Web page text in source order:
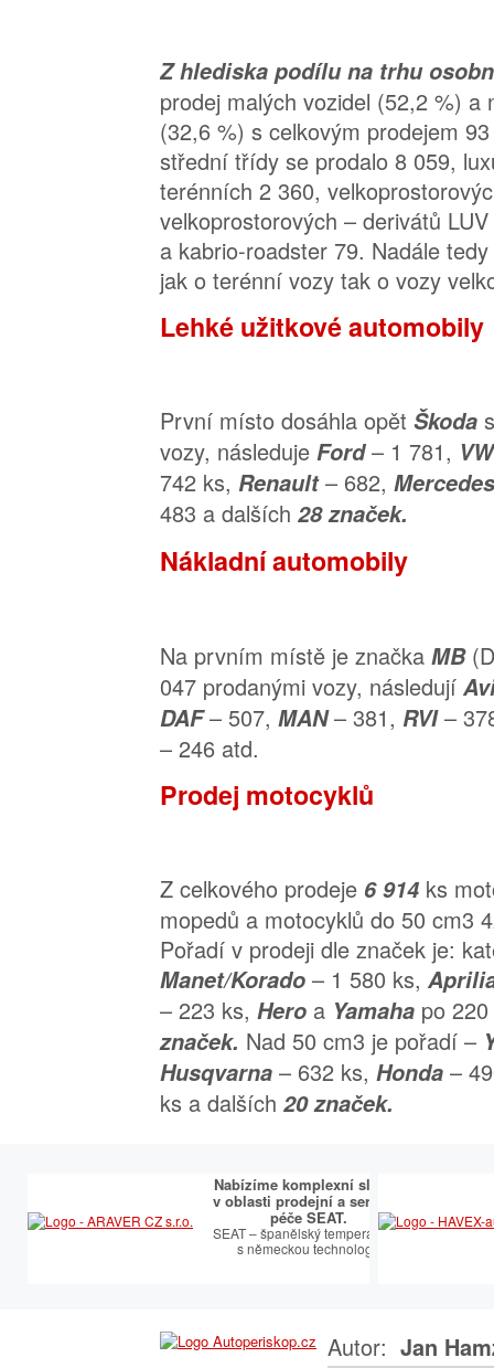
Z hlediska podílu na trhu
prodej malých vozidel (52,2 %)
(32,6 %) s celkovým prodejem
střední třídy se prodalo 8 059,
terénních 2 360,
velkoprostorových – derivátů
a kabrio-roadster 79. Nadále
jak o terénní vozy tak o vozy
Lehké užitkové automobily
První místo dosáhla opět Škoda
vozy, následuje Ford– 1 781,
742 ks, Renault– 682,
483 a dalších 28 značek.
Nákladní automobily
Na prvním místě je značka MB
047 prodanými vozy, následují
DAF– 507, MAN– 381, RVI–
– 246 atd.
Prodej motocyklů
Z celkového prodeje 6 914 ks
mopedů a motocyklů do 50 cm3
Pořadí v prodeji dle značek je:
Manet/Korado – 1 580 ks,
– 223 ks, Hero a Yamaha po
značek. Nad 50 cm3 je pořadí –
Husqvarna – 632 ks, Honda –
ks a dalších 20 značek.
Nabízíme komplexní služby
v oblasti prodejní a servisní
péče SEAT.
SEAT – španělský temperament
s německou technologií
Autor: Jan